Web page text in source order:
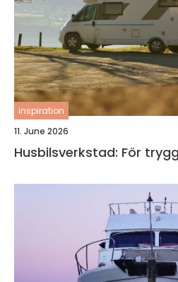
inspiration
11. June 2026
Husbilsverkstad: För